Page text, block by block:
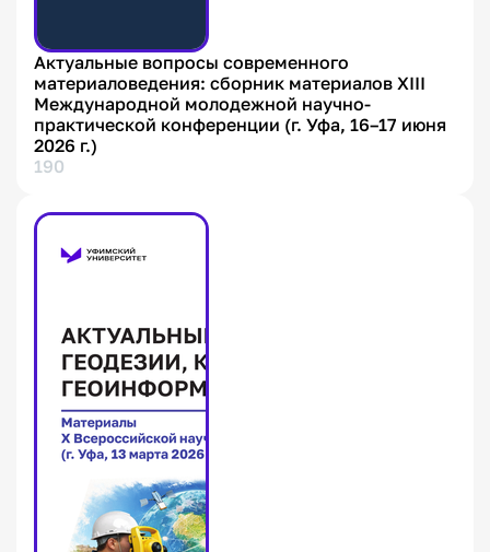
Актуальные вопросы современного
материаловедения: сборник материалов XIII
Международной молодежной научно-
практической конференции (г. Уфа, 16–17 июня
2026 г.)
190